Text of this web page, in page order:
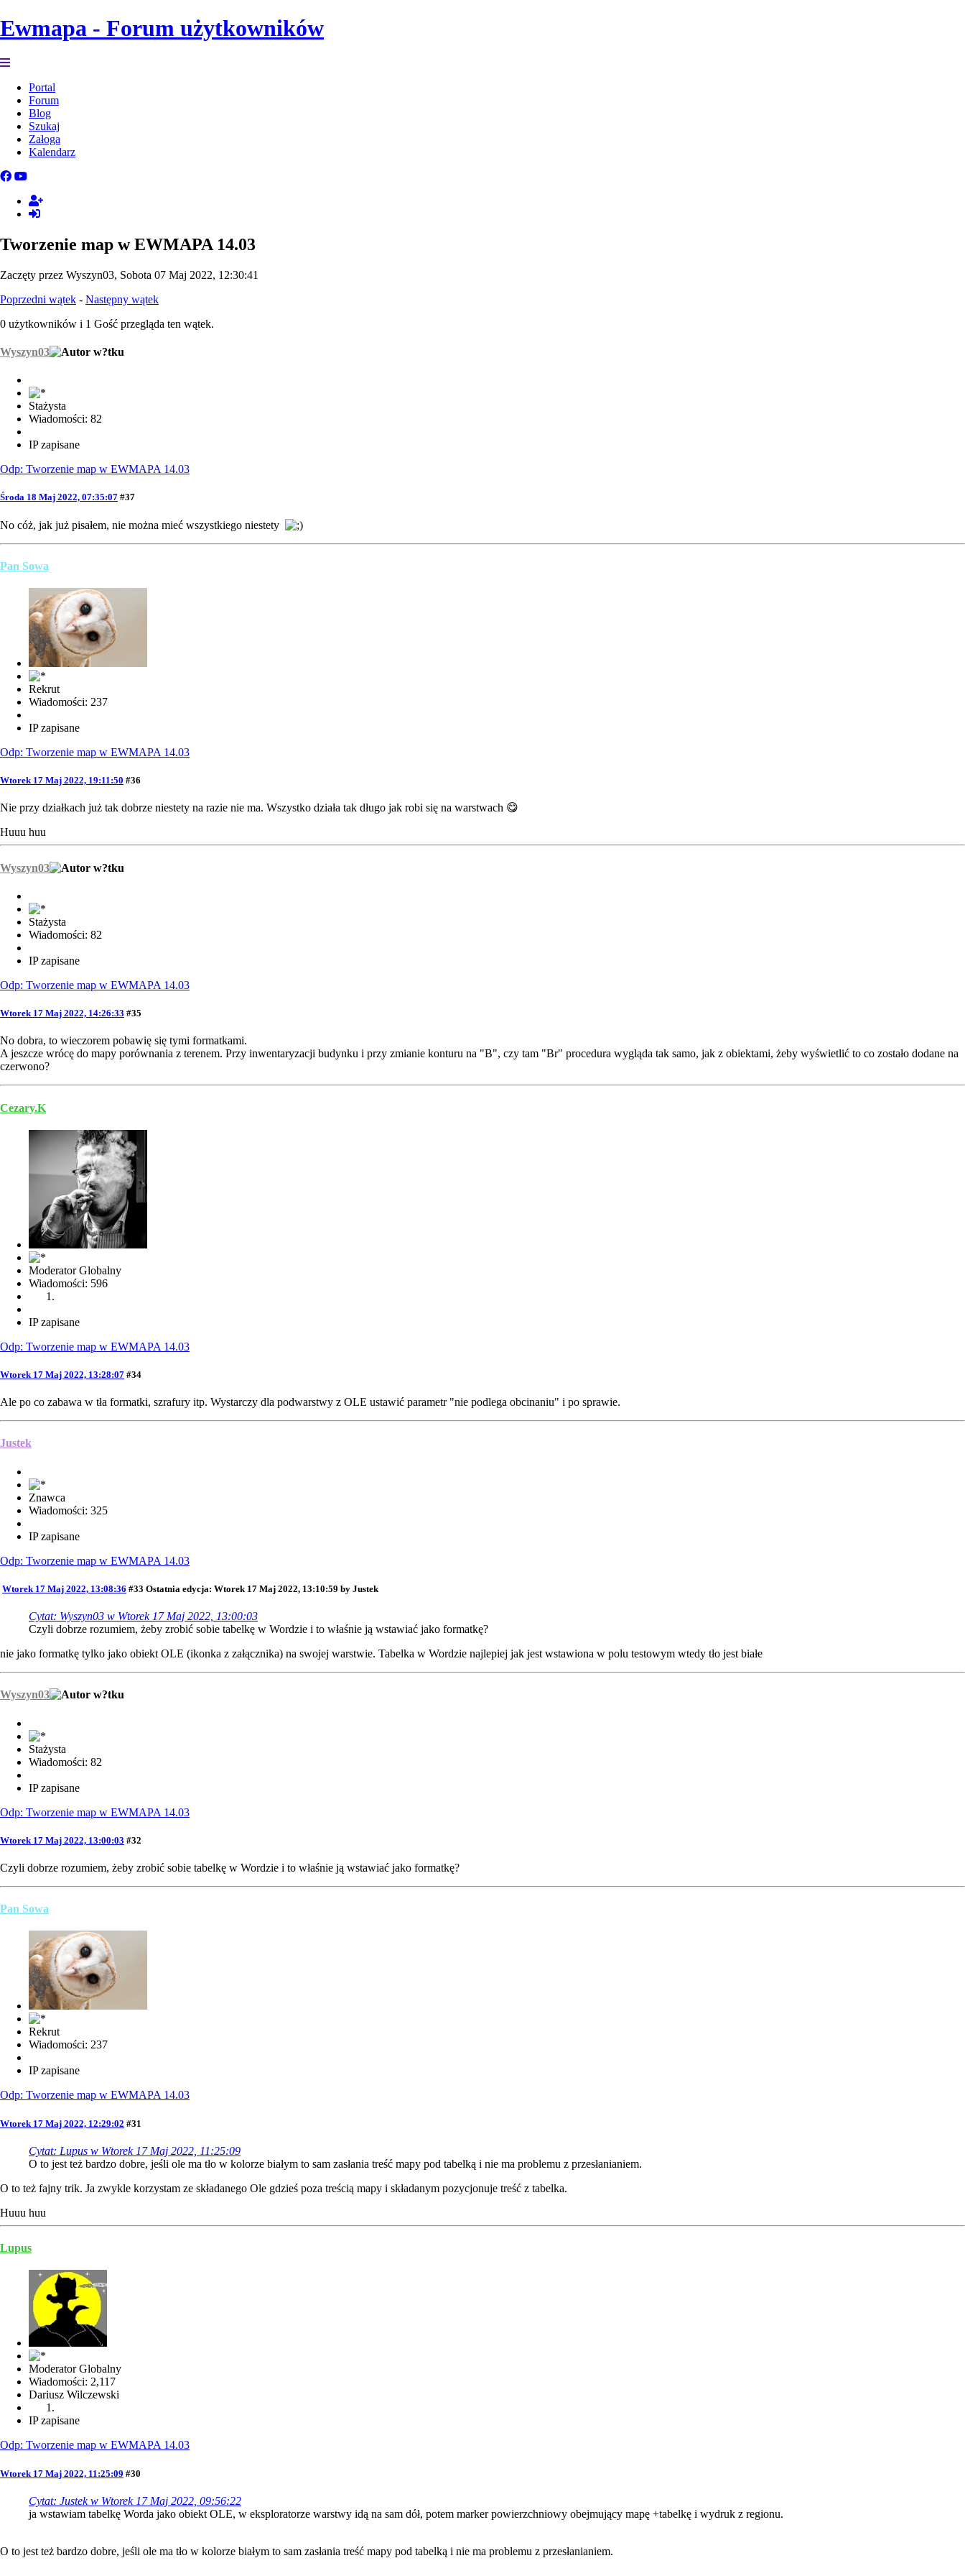
Ewmapa - Forum użytkowników
Portal
Forum
Blog
Szukaj
Załoga
Kalendarz
Tworzenie map w EWMAPA 14.03
Zaczęty przez Wyszyn03, Sobota 07 Maj 2022, 12:30:41
Poprzedni wątek - Następny wątek
0 użytkowników i 1 Gość przegląda ten wątek.
Wyszyn03
Stażysta
Wiadomości: 82
IP zapisane
Odp: Tworzenie map w EWMAPA 14.03
Środa 18 Maj 2022, 07:35:07 #37
No cóż, jak już pisałem, nie można mieć wszystkiego niestety
Pan Sowa
Rekrut
Wiadomości: 237
IP zapisane
Odp: Tworzenie map w EWMAPA 14.03
Wtorek 17 Maj 2022, 19:11:50 #36
Nie przy działkach już tak dobrze niestety na razie nie ma. Wszystko działa tak długo jak robi się na warstwach 😋
Huuu huu
Wyszyn03
Stażysta
Wiadomości: 82
IP zapisane
Odp: Tworzenie map w EWMAPA 14.03
Wtorek 17 Maj 2022, 14:26:33 #35
No dobra, to wieczorem pobawię się tymi formatkami.
A jeszcze wrócę do mapy porównania z terenem. Przy inwentaryzacji budynku i przy zmianie konturu na "B", czy tam "Br" procedura wygląda tak samo, jak z obiektami, żeby wyświetlić to co zostało dodane na
czerwono?
Cezary.K
Moderator Globalny
Wiadomości: 596
IP zapisane
Odp: Tworzenie map w EWMAPA 14.03
Wtorek 17 Maj 2022, 13:28:07 #34
Ale po co zabawa w tła formatki, szrafury itp. Wystarczy dla podwarstwy z OLE ustawić parametr "nie podlega obcinaniu" i po sprawie.
Justek
Znawca
Wiadomości: 325
IP zapisane
Odp: Tworzenie map w EWMAPA 14.03
Wtorek 17 Maj 2022, 13:08:36 #33 Ostatnia edycja: Wtorek 17 Maj 2022, 13:10:59 by Justek
Cytat: Wyszyn03 w Wtorek 17 Maj 2022, 13:00:03
Czyli dobrze rozumiem, żeby zrobić sobie tabelkę w Wordzie i to właśnie ją wstawiać jako formatkę?
nie jako formatkę tylko jako obiekt OLE (ikonka z załącznika) na swojej warstwie. Tabelka w Wordzie najlepiej jak jest wstawiona w polu testowym wtedy tło jest białe
Wyszyn03
Stażysta
Wiadomości: 82
IP zapisane
Odp: Tworzenie map w EWMAPA 14.03
Wtorek 17 Maj 2022, 13:00:03 #32
Czyli dobrze rozumiem, żeby zrobić sobie tabelkę w Wordzie i to właśnie ją wstawiać jako formatkę?
Pan Sowa
Rekrut
Wiadomości: 237
IP zapisane
Odp: Tworzenie map w EWMAPA 14.03
Wtorek 17 Maj 2022, 12:29:02 #31
Cytat: Lupus w Wtorek 17 Maj 2022, 11:25:09
O to jest też bardzo dobre, jeśli ole ma tło w kolorze białym to sam zasłania treść mapy pod tabelką i nie ma problemu z przesłanianiem.
O to też fajny trik. Ja zwykle korzystam ze składanego Ole gdzieś poza treścią mapy i składanym pozycjonuje treść z tabelka.
Huuu huu
Lupus
Moderator Globalny
Wiadomości: 2,117
Dariusz Wilczewski
IP zapisane
Odp: Tworzenie map w EWMAPA 14.03
Wtorek 17 Maj 2022, 11:25:09 #30
Cytat: Justek w Wtorek 17 Maj 2022, 09:56:22
ja wstawiam tabelkę Worda jako obiekt OLE, w eksploratorze warstwy idą na sam dół, potem marker powierzchniowy obejmujący mapę +tabelkę i wydruk z regionu.
O to jest też bardzo dobre, jeśli ole ma tło w kolorze białym to sam zasłania treść mapy pod tabelką i nie ma problemu z przesłanianiem.